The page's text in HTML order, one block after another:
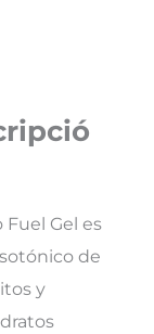
Fuel Gel es
de
y